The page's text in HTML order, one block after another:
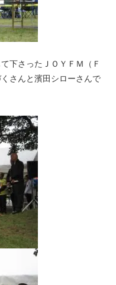
下さったＪＯＹＦＭ（Ｆ
さんと濱田シローさんで